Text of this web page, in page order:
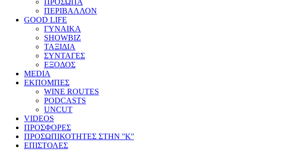
ΠΡΟΣΩΠΑ
ΠΕΡΙΒΑΛΛΟΝ
GOOD LIFE
ΓΥΝΑΙΚΑ
SHOWBIZ
ΤΑΞΙΔΙΑ
ΣΥΝΤΑΓΕΣ
ΕΞΟΔΟΣ
MEDIA
ΕΚΠΟΜΠΕΣ
WINE ROUTES
PODCASTS
UNCUT
VIDEOS
ΠΡΟΣΦΟΡΕΣ
ΠΡΟΣΩΠΙΚΟΤΗΤΕΣ ΣΤΗΝ ''Κ''
ΕΠΙΣΤΟΛΕΣ